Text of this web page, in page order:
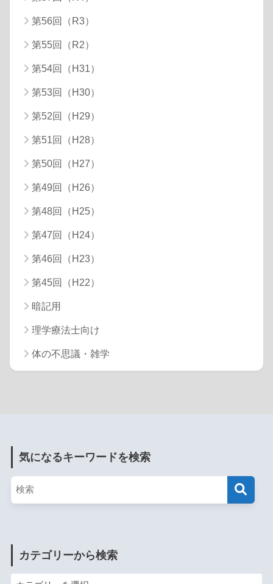
第56回（R3）
第55回（R2）
第54回（H31）
第53回（H30）
第52回（H29）
第51回（H28）
第50回（H27）
第49回（H26）
第48回（H25）
第47回（H24）
第46回（H23）
第45回（H22）
暗記用
理学療法士向け
体の不思議・雑学
気になるキーワードを検索
カテゴリーから検索